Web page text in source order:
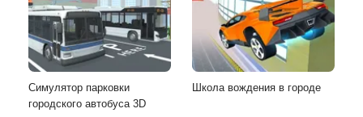
Симулятор парковки
городского автобуса 3D
Школа вождения в городе